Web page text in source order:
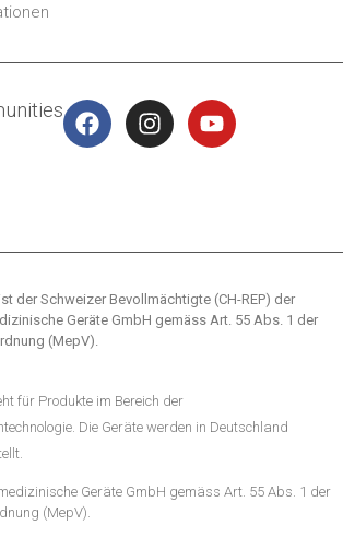
der Schweizer Bevollmächtigte (CH-REP) der
Geräte GmbH gemäss Art. 55 Abs. 1 der
(MepV).
für Produkte im Bereich der
Die Geräte werden in Deutschland
Geräte GmbH gemäss Art. 55 Abs. 1 der
(MepV).